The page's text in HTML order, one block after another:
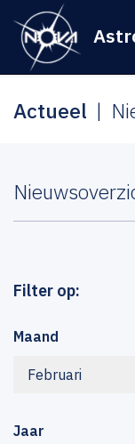
Actueel
Filter op:
Maand
Februari
Jaar